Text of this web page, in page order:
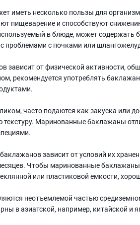
иметь несколько пользы для
пищеварение и способствуют
в блюде, может содержать
проблемами с почками или
зависит от физической активности,
рекомендуется употреблять
часто подаются как закуска или
Маринованные баклажаны
зависит от условий их
Чтобы маринованные
или пластиковой емкости,
неотъемлемой частью
в азиатской, например, китайской и